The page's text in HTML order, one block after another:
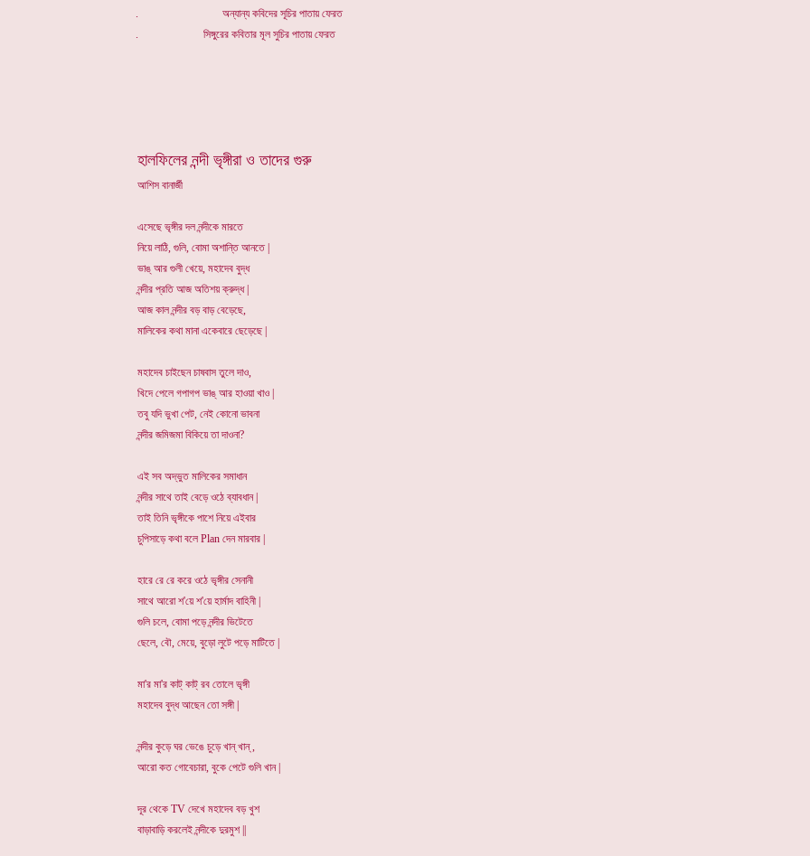
. অন্যান্য কবিদের সূচির পাতায় ফেরত
. সিঙ্গুরের কবিতার মূল সুচির পাতায়ফেরত
হালফিলের নন্দী ভৃঙ্গীরা ও তাদের গুরু
আশিস বানার্জী
এসেছে ভৃঙ্গীর দল নন্দীকে মারতে
নিয়ে লাঠি, গুলি, বোমা অশান্তি আনতে |
ভাঙ্ আর গুলী খেয়ে, মহাদেব বুদ্ধ
নন্দীর প্রতি আজ অতিশয় ক্রুদ্ধ |
আজ কাল নন্দীর বড় বাড় বেড়েছে,
মালিকের কথা মানা একেবারে ছেড়েছে |
মহাদেব চাইছেন চাষবাস তুলে দাও,
খিদে পেলে গপাগপ ভাঙ্ আর হাওয়া খাও |
তবু যদি ভুখা পেট, নেই কোনো ভাবনা
নন্দীর জমিজমা বিকিয়ে তা দাওনা?
এই সব অদ্ভুত মালিকের সমাধান
নন্দীর সাথে তাই বেড়ে ওঠে ব্যাবধান |
তাই তিনি ভৃঙ্গীকে পাশে নিয়ে এইবার
চুপিসাড়ে কথা বলে Plan দেন মারবার |
হারে রে রে করে ওঠে ভৃঙ্গীর সেনানী
সাথে আরো শ'য়ে শ'য়ে হার্মাদ বাহিনী |
গুলি চলে, বোমা পড়ে নন্দীর ভিটেতে
ছেলে, বৌ, মেয়ে, বুড়ো লুটে পড়ে মাটিতে |
মা'র মা'র কাট্ কাট্ রব তোলে ভৃঙ্গী
মহাদেব বুদ্ধ আছেন তো সঙ্গী |
নন্দীর কুড়ে ঘর ভেঙে চুড়ে খান্ খান্ ,
আরো কত গোবেচারা, বুকে পেটে গুলি খান |
দূর থেকে TV দেখে মহাদেব বড় খুশ
বাড়াবাড়ি করলেই নন্দীকে দুরমুশ ||